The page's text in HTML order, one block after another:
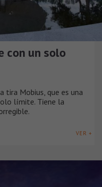
con un solo
tira Mobius, que es una
límite. Tiene la
VER +